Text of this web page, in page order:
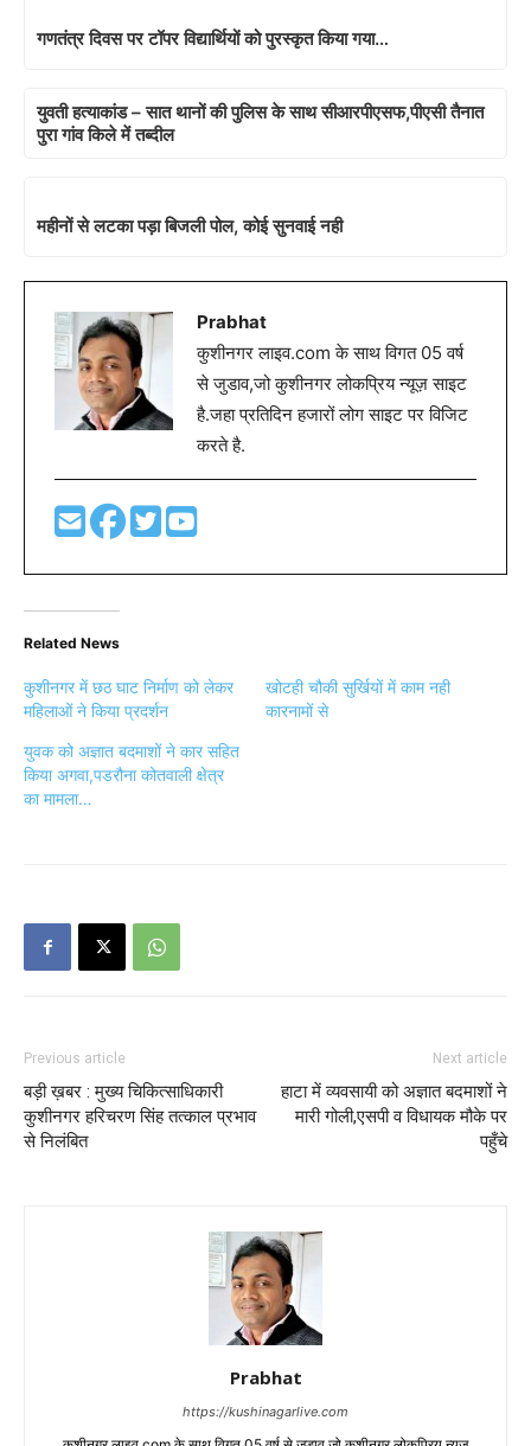
गणतंत्र दिवस पर टॉपर विद्यार्थियों को पुरस्कृत किया गया…
युवती हत्याकांड – सात थानों की पुलिस के साथ सीआरपीएसफ,पीएसी तैनात
पुरा गांव किले में तब्दील
महीनों से लटका पड़ा बिजली पोल, कोई सुनवाई नही
Prabhat
कुशीनगर लाइव.com के साथ विगत 05 वर्ष
से जुडाव,जो कुशीनगर लोकप्रिय न्यूज़ साइट
है.जहा प्रतिदिन हजारों लोग साइट पर विजिट
करते है.
Related News
कुशीनगर में छठ घाट निर्माण को लेकर
महिलाओं ने किया प्रदर्शन
खोटही चौकी सुर्खियों में काम नही
कारनामों से
युवक को अज्ञात बदमाशों ने कार सहित
किया अगवा,पडरौना कोतवाली क्षेत्र
का मामला…
Previous article
बड़ी ख़बर : मुख्य चिकित्साधिकारी
कुशीनगर हरिचरण सिंह तत्काल प्रभाव
से निलंबित
Next article
हाटा में व्यवसायी को अज्ञात बदमाशों ने
मारी गोली,एसपी व विधायक मौके पर
पहुँचे
Prabhat
https://kushinagarlive.com